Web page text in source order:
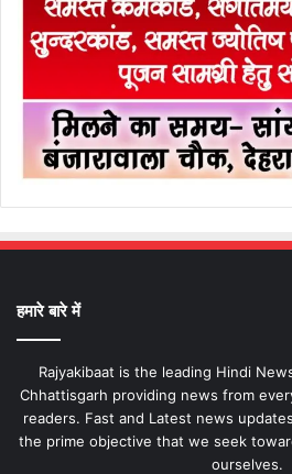
हमारे बारे में
Rajyakibaat is the leading Hindi
Chhattisgarh providing news from
readers. Fast and Latest news
the prime objective that we seek
ourselves.